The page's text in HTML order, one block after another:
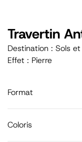
Travertin
Destination : Sols
Effet : Pierre
Format
Coloris